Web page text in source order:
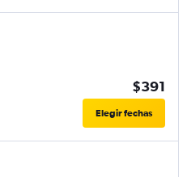
$391
Elegir fechas